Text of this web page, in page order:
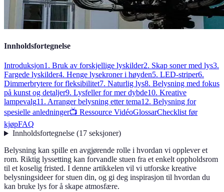
Innholdsfortegnelse
Introduksjon1. Bruk av forskjellige lyskilder2. Skap soner med lys3.
Fargede lyskilder4. Henge lysekroner i høyden5. LED-striper6.
Dimmerbrytere for fleksibilitet7. Naturlig lys8. Belysning med fokus
på kunst og detaljer9. Lysfeller for mer dybde10. Kreative
lampevalg11. Arranger belysning etter tema12. Belysning for
spesielle anledninger📺 Ressource VidéoGlossarChecklist før
kjøpFAQ
Innholdsfortegnelse(17 seksjoner)
Belysning kan spille en avgjørende rolle i hvordan vi opplever et
rom. Riktig lyssetting kan forvandle stuen fra et enkelt oppholdsrom
til et koselig fristed. I denne artikkelen vil vi utforske kreative
belysningsideer for stuen din, og gi deg inspirasjon til hvordan du
kan bruke lys for å skape atmosfære.